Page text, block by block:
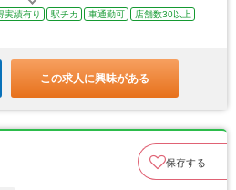
実績有り 駅チカ 車通勤可
店舗数30以上
この求人に興味がある
保存する